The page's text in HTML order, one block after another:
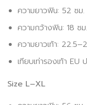
ความยาวฟิน: 52 ซม.
ความกว้างฟิน: 18 ซม.
ความยาวเท้า:
เทียบเท่ารองเท้า
Size L–XL